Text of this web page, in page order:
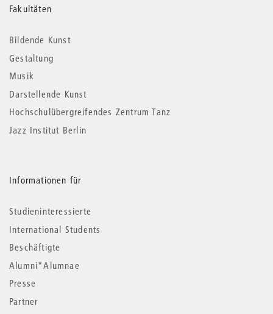
Weitere
Informationen
Fakultäten
Bildende Kunst
Gestaltung
Musik
Darstellende Kunst
Hochschulübergreifendes Zentrum Tanz
Jazz Institut Berlin
Informationen für
Studieninteressierte
International Students
Beschäftigte
Alumni*Alumnae
Presse
Partner